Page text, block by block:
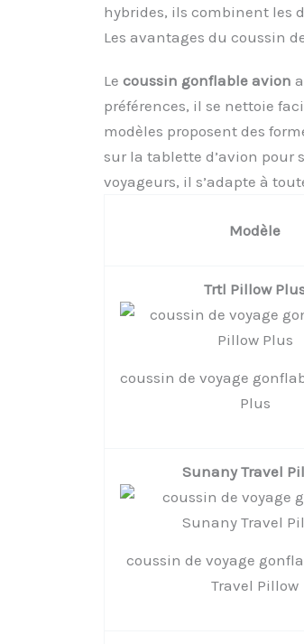
hybrides, ils combinent les
Les avantages du coussin
Le coussin gonflable avion
préférences, il se nettoie
modèles proposent des
sur la tablette d’avion pour
voyageurs, il s’adapte à
Modèle
Trtl Pillow
coussin de voyage
Plus
Sunany Travel
coussin de voyage
Travel Pillow